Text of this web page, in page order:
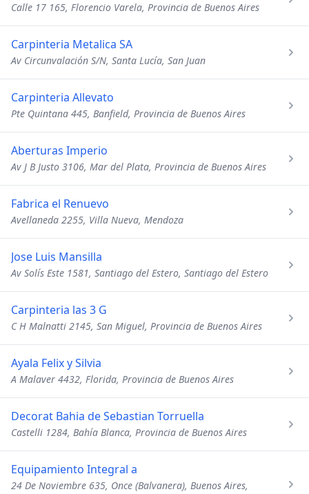
Calle 17 165, Florencio Varela, Provincia de Buenos Aires
Carpinteria Metalica SA
Av Circunvalación S/N, Santa Lucía, San Juan
Carpinteria Allevato
Pte Quintana 445, Banfield, Provincia de Buenos Aires
Aberturas Imperio
Av J B Justo 3106, Mar del Plata, Provincia de Buenos Aires
Fabrica el Renuevo
Avellaneda 2255, Villa Nueva, Mendoza
Jose Luis Mansilla
Av Solís Este 1581, Santiago del Estero, Santiago del Estero
Carpinteria las 3 G
C H Malnatti 2145, San Miguel, Provincia de Buenos Aires
Ayala Felix y Silvia
A Malaver 4432, Florida, Provincia de Buenos Aires
Decorat Bahia de Sebastian Torruella
Castelli 1284, Bahía Blanca, Provincia de Buenos Aires
Equipamiento Integral a
24 De Noviembre 635, Once (Balvanera), Buenos Aires,